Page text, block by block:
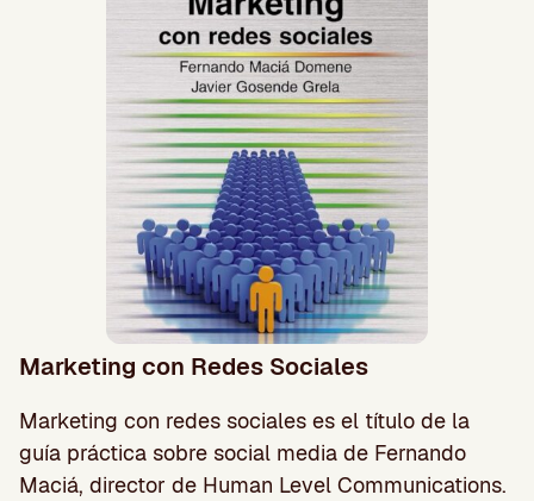
Marketing con Redes Sociales
Marketing con redes sociales es el título de la
guía práctica sobre social media de Fernando
Maciá, director de Human Level Communications.